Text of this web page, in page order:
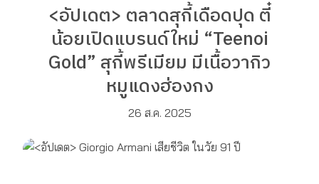
<อัปเดต> ตลาดสุกี้เดือดปุด ตี๋
น้อยเปิดแบรนด์ใหม่ “Teenoi
Gold” สุกี้พรีเมียม มีเนื้อวากิว
หมูแดงฮ่องกง
26 ส.ค. 2025